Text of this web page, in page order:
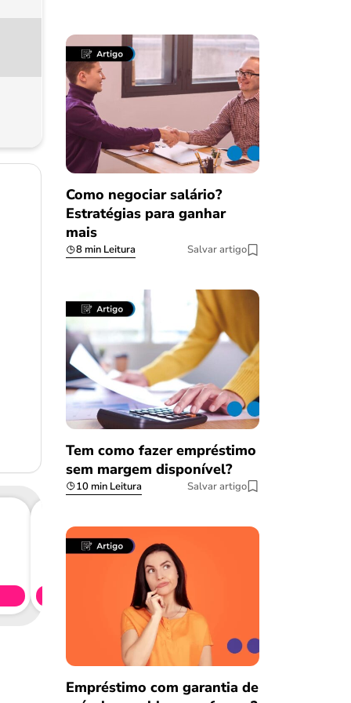
Como negociar salário?
Estratégias para ganhar
mais
8 min Leitura Salvar artigo
Tem como fazer empréstimo
sem margem disponível?
10 min Leitura Salvar artigo
Empréstimo com garantia de